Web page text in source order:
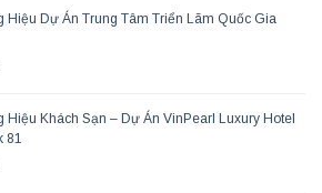
Hiệu Dự Án Trung Tâm Triển Lãm Quốc Gia
Hiệu Khách Sạn – Dự Án VinPearl Luxury Hotel
81